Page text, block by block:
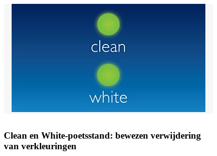
Clean en White-poetsstand: bewezen verwijdering
van verkleuringen